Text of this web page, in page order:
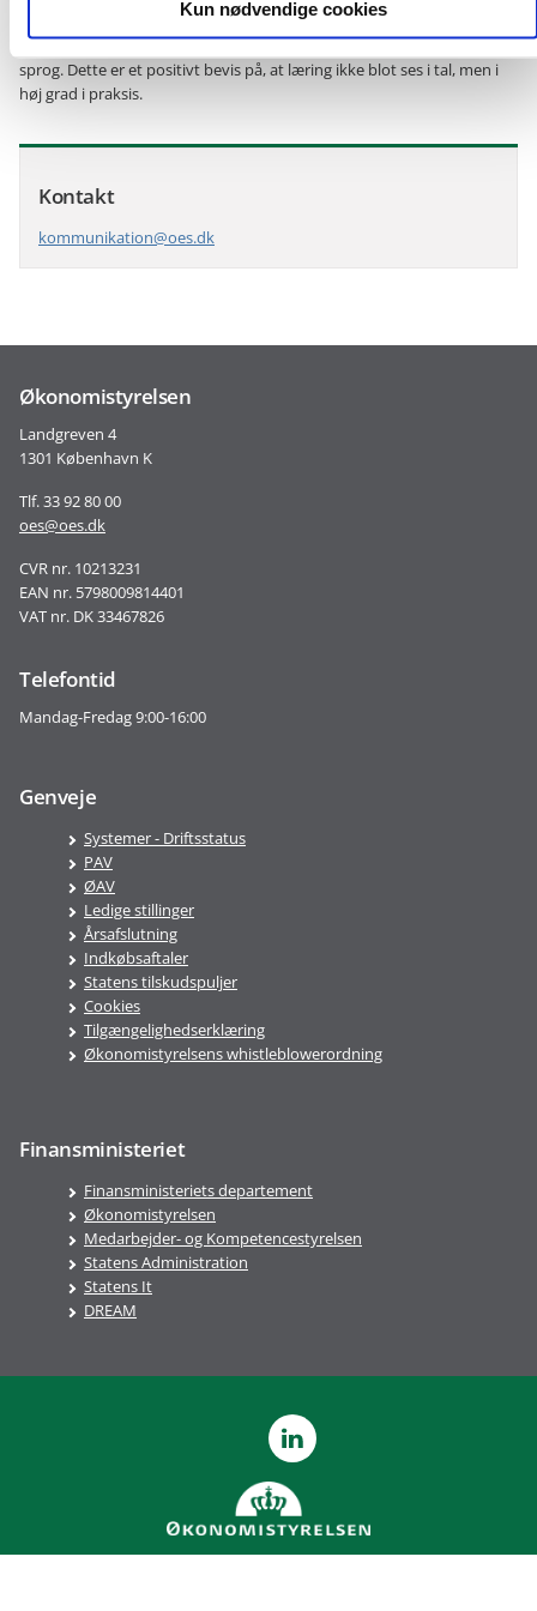
Kun nødvendige cookies
tilbage til at arbejdet, fortæller Dorthe Jensen, at det allerede mærkes
på dialog og samarbejde, da medarbejderne har fået et nyt fælles
sprog. Dette er et positivt bevis på, at læring ikke blot ses i tal, men i
høj grad i praksis.
Kontakt
kommunikation@oes.dk
Økonomistyrelsen
Landgreven 4
1301 København K
Tlf. 33 92 80 00
oes@oes.dk
CVR nr. 10213231
EAN nr. 5798009814401
VAT nr. DK 33467826
Telefontid
Mandag-Fredag 9:00-16:00
Genveje
Systemer - Driftsstatus
PAV
ØAV
Ledige stillinger
Årsafslutning
Indkøbsaftaler
Statens tilskudspuljer
Cookies
Tilgængelighedserklæring
Økonomistyrelsens whistleblowerordning
Finansministeriet
Finansministeriets departement
Økonomistyrelsen
Medarbejder- og Kompetencestyrelsen
Statens Administration
Statens It
DREAM
LinkedIn